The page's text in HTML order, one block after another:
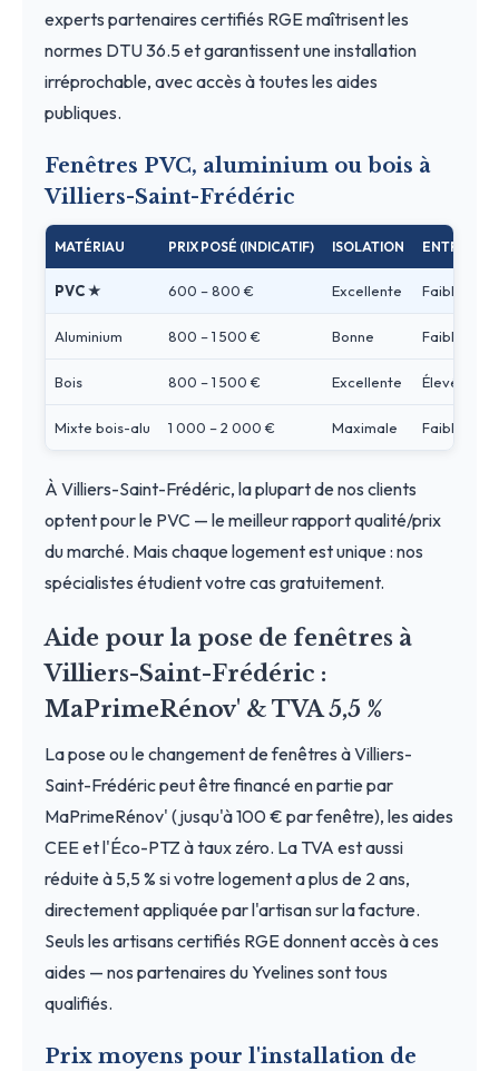
experts partenaires certifiés RGE maîtrisent les
normes DTU 36.5 et garantissent une installation
irréprochable, avec accès à toutes les aides
publiques.
Fenêtres PVC, aluminium ou bois à
Villiers-Saint-Frédéric
MATÉRIAU PRIX POSÉ (INDICATIF) ISOLATION ENTRETIEN
PVC ★ 600 – 800 € Excellente Faible
Aluminium 800 – 1 500 € Bonne Faible
Bois 800 – 1 500 € Excellente Élevé
Mixte bois-alu 1 000 – 2 000 € Maximale Faible
À Villiers-Saint-Frédéric, la plupart de nos clients
optent pour le PVC — le meilleur rapport qualité/prix
du marché. Mais chaque logement est unique : nos
spécialistes étudient votre cas gratuitement.
Aide pour la pose de fenêtres à
Villiers-Saint-Frédéric :
MaPrimeRénov' & TVA 5,5 %
La pose ou le changement de fenêtres à Villiers-
Saint-Frédéric peut être financé en partie par
MaPrimeRénov' (jusqu'à 100 € par fenêtre), les aides
CEE et l'Éco-PTZ à taux zéro. La TVA est aussi
réduite à 5,5 % si votre logement a plus de 2 ans,
directement appliquée par l'artisan sur la facture.
Seuls les artisans certifiés RGE donnent accès à ces
aides — nos partenaires du Yvelines sont tous
qualifiés.
Prix moyens pour l'installation de